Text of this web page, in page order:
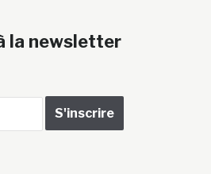
la newsletter